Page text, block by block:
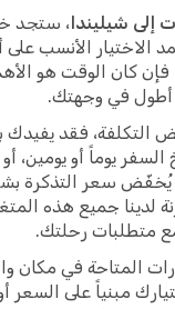
إلى شيليندا، ستجد
الاختيار الأنسب على
كان الوقت هو
أطول في وجهتك.
التكلفة، فقد
السفر يوماً أو يومين،
يُخفّض سعر التذكرة
لدينا جميع هذه
متطلبات رحلتك.
المتاحة في مكان
مبنياً على السعر